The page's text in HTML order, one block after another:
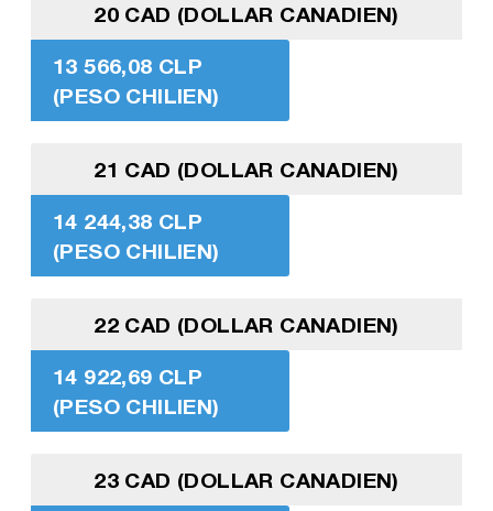
20 CAD (DOLLAR CANADIEN)
13 566,08 CLP
(PESO CHILIEN)
21 CAD (DOLLAR CANADIEN)
14 244,38 CLP
(PESO CHILIEN)
22 CAD (DOLLAR CANADIEN)
14 922,69 CLP
(PESO CHILIEN)
23 CAD (DOLLAR CANADIEN)